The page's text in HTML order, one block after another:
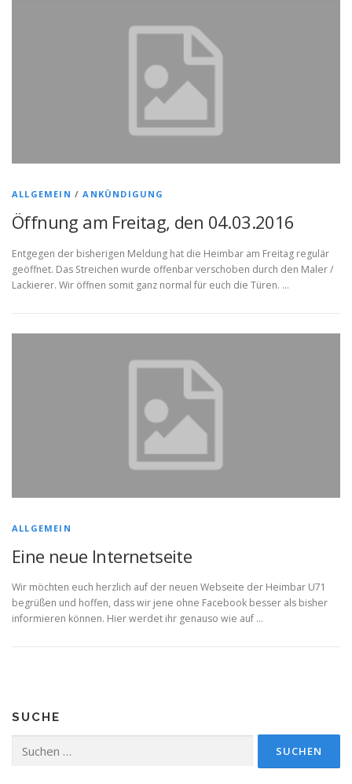
ALLGEMEIN /ANKÜNDIGUNG
Öffnung am Freitag, den 04.03.2016
Entgegen der bisherigen Meldung hat die Heimbar am Freitag regulär
geöffnet. Das Streichen wurde offenbar verschoben durch den Maler /
Lackierer. Wir öffnen somit ganz normal für euch die Türen. …
ALLGEMEIN
Eine neue Internetseite
Wir möchten euch herzlich auf der neuen Webseite der Heimbar U71
begrüßen und hoffen, dass wir jene ohne Facebook besser als bisher
informieren können. Hier werdet ihr genauso wie auf …
SUCHE
nach: